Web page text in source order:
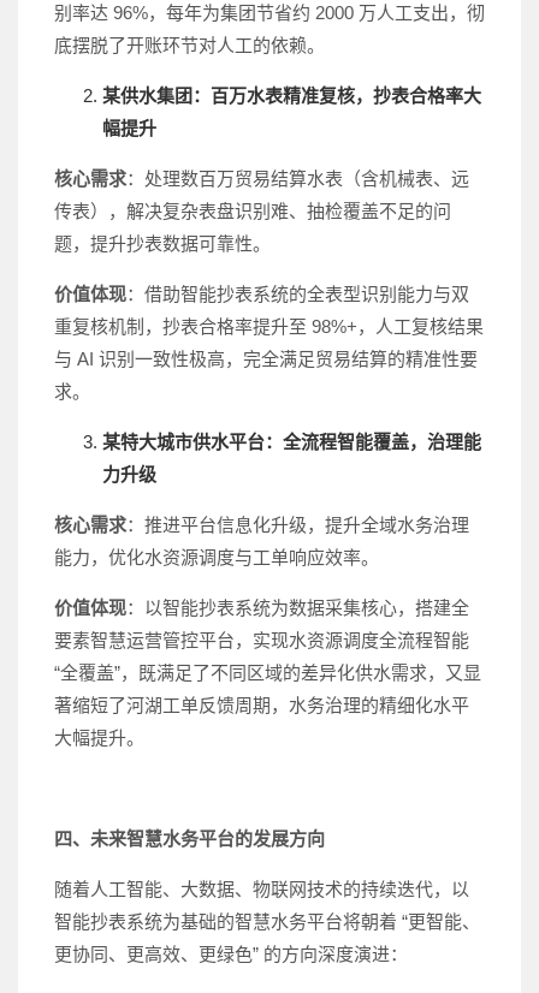
别率达 96%，每年为集团节省约 2000 万人工支出，彻
底摆脱了开账环节对人工的依赖。
某供水集团：百万水表精准复核，抄表合格率大
幅提升
核心需求：处理数百万贸易结算水表（含机械表、远
传表），解决复杂表盘识别难、抽检覆盖不足的问
题，提升抄表数据可靠性。
价值体现：借助智能抄表系统的全表型识别能力与双
重复核机制，抄表合格率提升至 98%+，人工复核结果
与 AI 识别一致性极高，完全满足贸易结算的精准性要
求。
某特大城市供水平台：全流程智能覆盖，治理能
力升级
核心需求：推进平台信息化升级，提升全域水务治理
能力，优化水资源调度与工单响应效率。
价值体现：以智能抄表系统为数据采集核心，搭建全
要素智慧运营管控平台，实现水资源调度全流程智能
“全覆盖”，既满足了不同区域的差异化供水需求，又显
著缩短了河湖工单反馈周期，水务治理的精细化水平
大幅提升。
四、未来智慧水务平台的发展方向
随着人工智能、大数据、物联网技术的持续迭代，以
智能抄表系统为基础的智慧水务平台将朝着 “更智能、
更协同、更高效、更绿色” 的方向深度演进：